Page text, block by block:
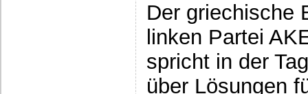
Der griechische
linken Partei
spricht in der
über Lösungen